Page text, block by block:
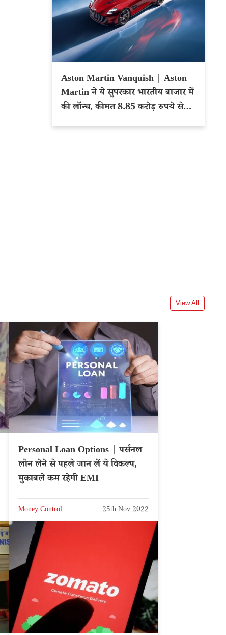
Aston Martin Vanquish | Aston
Martin ने ये सुपरकार भारतीय बाजार में
की लॉन्च, कीमत 8.85 करोड़ रुपये से
View All
Personal Loan Options | पर्सनल
लोन लेने से पहले जान लें ये विकल्प,
मुकाबले कम रहेगी EMI
Money Control 25th Nov 2022